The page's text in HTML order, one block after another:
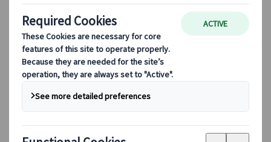
Saisonale Reisetipps
Highlights des Reiseziels
Kulturelle Einblicke
Kulinarische Erlebnisse
Entdecke Japan mit dem Zug
Häufig gestellte Fragen
Wichtige Informationen
Etikette in Japan
Autofahren in Japan
Bei uns buchen
Japan Rail Pass
Unterkunft
Online-Beratung